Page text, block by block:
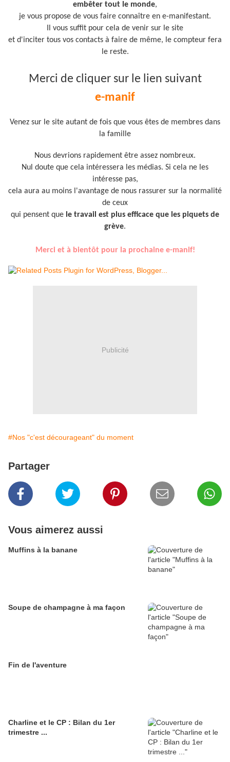
embêter tout le monde,
je vous propose de vous faire connaître en e-manifestant.
Il vous suffit pour cela de venir sur le site
et d'inciter tous vos contacts à faire de même, le compteur fera
le reste.
Merci de cliquer sur le lien suivant
e-manif
Venez sur le site autant de fois que vous êtes de membres dans
la famille
Nous devrions rapidement être assez nombreux.
Nul doute que cela intéressera les médias. Si cela ne les
intéresse pas,
cela aura au moins l'avantage de nous rassurer sur la normalité
de ceux
qui pensent que le travail est plus efficace que les piquets de
grève.
Merci et à bientôt pour la prochaine e-manif!
Publicité
#Nos "c'est décourageant" du moment
Partager
Vous aimerez aussi
Muffins à la banane
Soupe de champagne à ma façon
Fin de l'aventure
Charline et le CP : Bilan du 1er
trimestre ...